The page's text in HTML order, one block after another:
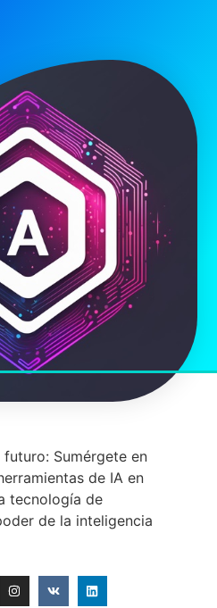
Sumérgete en
de IA en
tecnología de
de la inteligencia